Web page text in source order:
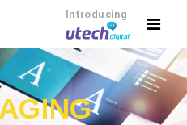
Introducing